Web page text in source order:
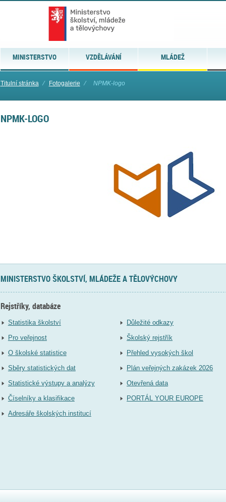
MINISTERSTVO VZDĚLÁVÁNÍ MLÁDEŽ
Titulní stránka ⁄ Fotogalerie ⁄ NPMK-logo
NPMK-LOGO
MINISTERSTVO ŠKOLSTVÍ, MLÁDEŽE A TĚLOVÝCHOVY
Rejstříky, databáze
Statistika školství
Pro veřejnost
O školské statistice
Sběry statistických dat
Statistické výstupy a analýzy
Číselníky a klasifikace
Adresáře školských institucí
Důležité odkazy
Školský rejstřík
Přehled vysokých škol
Plán veřejných zakázek 2026
Otevřená data
PORTÁL YOUR EUROPE